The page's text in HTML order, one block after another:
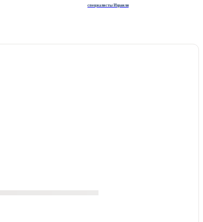
специалисты Израиля